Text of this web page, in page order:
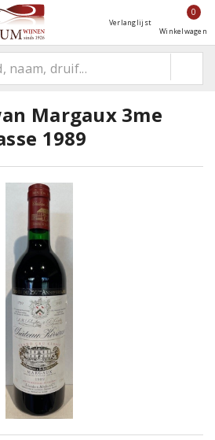
Verlanglijst
0
Winkelwagen
Margaux 3me
1989